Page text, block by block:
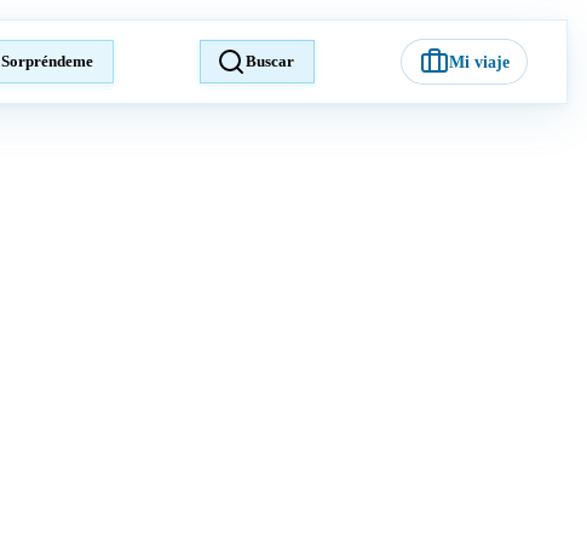
Sorpréndeme Buscar Mi viaje